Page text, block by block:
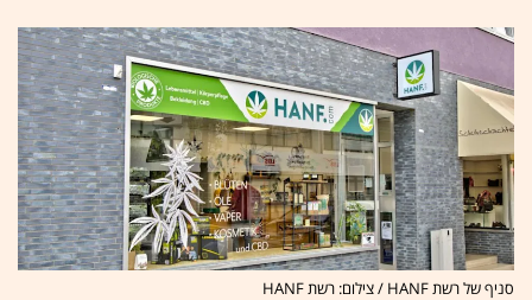
סניף של רשת HANF / צילום: רשת HANF